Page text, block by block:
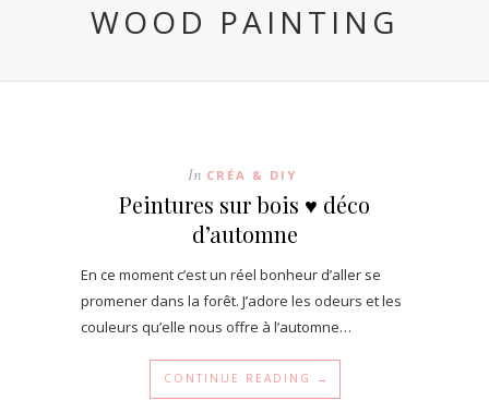
WOOD PAINTING
In CRÉA & DIY
Peintures sur bois ♥ déco
d’automne
En ce moment c’est un réel bonheur d’aller se
promener dans la forêt. J’adore les odeurs et les
couleurs qu’elle nous offre à l’automne…
CONTINUE READING →